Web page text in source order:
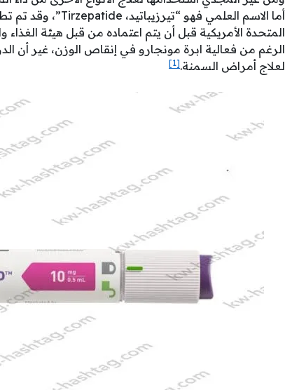
المتحدة الأمريكية قبل أن يتم اعتماده من قبل هيئة الغذاء
الرغم من فعالية ابرة مونجارو في إنقاص الوزن، غير أن
لعلاج أمراض السمنة.[1]